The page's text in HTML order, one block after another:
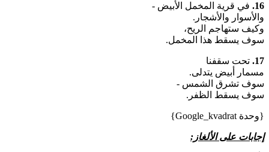
16. في قرية المخمل الأبيض -
والأسوار والأشجار.
وكيف ستهاجم الريح،
سوف يسقط هذا المخمل.
17. تحت سقفنا
مسمار أبيض يتدلى.
سوف تشرق الشمس -
سوف يسقط الظفر.
{وحدة Google_kvadrat}
إجابات على الألغاز: